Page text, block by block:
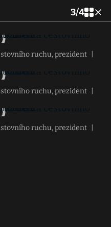
3/4
ruchu, prezident
ruchu, prezident
ruchu, prezident